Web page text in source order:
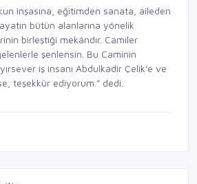
inşasına, eğitimden sanata, aileden
bütün alanlarına yönelik
birleştiği mekândır. Camiler
şenlensin. Bu Caminin
iş insanı Abdulkadir Çelik'e ve
teşekkür ediyorum." dedi.